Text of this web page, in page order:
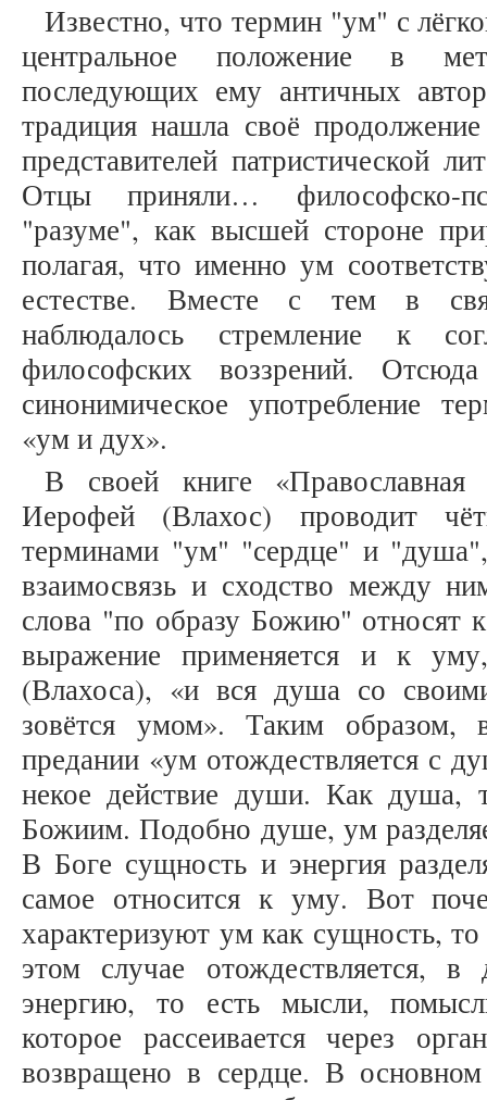
Известно, что термин "ум" с
центральное положение в
последующих ему античных
традиция нашла своё
представителей патристической
Отцы приняли… философско-
"разуме", как высшей стороне
полагая, что именно ум
естестве. Вместе с тем в
наблюдалось стремление к
философских воззрений.
синонимическое употребление
«ум и дух».
В своей книге «Православная
Иерофей (Влахос) проводит
терминами "ум" "сердце" и
взаимосвязь и сходство между
слова "по образу Божию" относят
выражение применяется и к
(Влахоса), «и вся душа со
зовётся умом». Таким образом, в
предании «ум отождествляется с
некое действие души. Как душа,
Божиим. Подобно душе, ум
В Боге сущность и энергия
самое относится к уму. Вот
характеризуют ум как сущность,
этом случае отождествляется,
энергию, то есть мысли,
которое рассеивается через
возвращено в сердце. В